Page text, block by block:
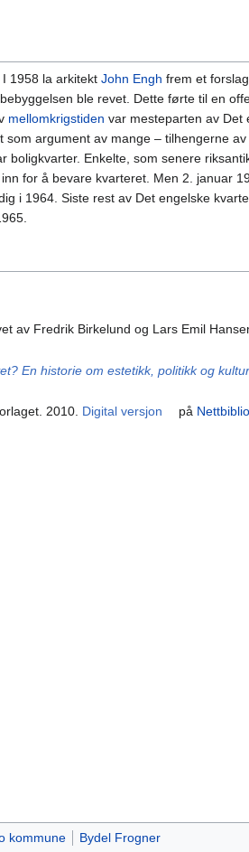
1958 la arkitekt John Engh frem et
ble revet. Dette førte til en
mellomkrigstiden var mesteparten av Det
argument av mange – tilhengerne
Enkelte, som senere
inn for å bevare kvarteret. Men 2. januar
i 1964. Siste rest av Det engelske
av Fredrik Birkelund og Lars Emil
En historie om estetikk, politikk og
2010. Digital versjon på
kommune Bydel Frogner